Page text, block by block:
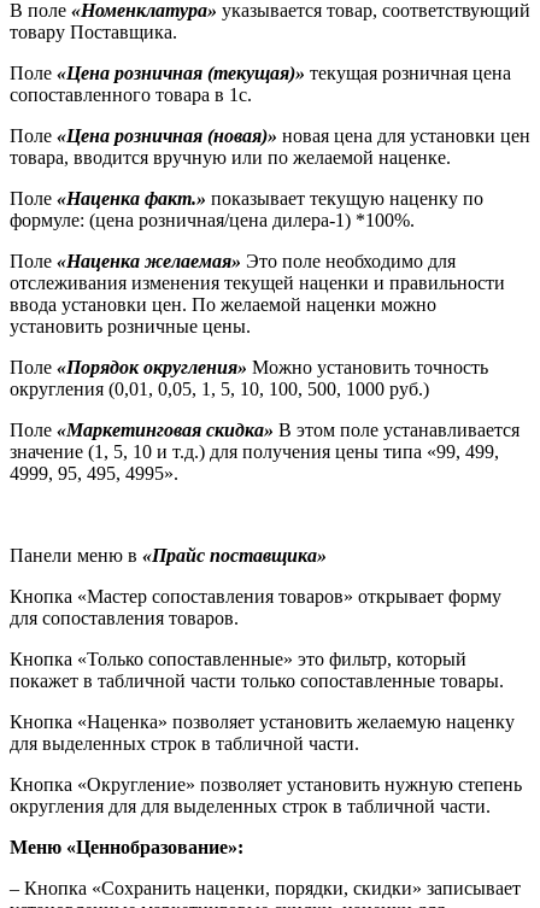
В поле «Номенклатура» указывается товар, соответствующий
товару Поставщика.
Поле «Цена розничная (текущая)» текущая розничная цена
сопоставленного товара в 1с.
Поле «Цена розничная (новая)» новая цена для установки цен
товара, вводится вручную или по желаемой наценке.
Поле «Наценка факт.» показывает текущую наценку по
формуле: (цена розничная/цена дилера-1) *100%.
Поле «Наценка желаемая» Это поле необходимо для
отслеживания изменения текущей наценки и правильности
ввода установки цен. По желаемой наценки можно
установить розничные цены.
Поле «Порядок округления» Можно установить точность
округления (0,01, 0,05, 1, 5, 10, 100, 500, 1000 руб.)
Поле «Маркетинговая скидка» В этом поле устанавливается
значение (1, 5, 10 и т.д.) для получения цены типа «99, 499,
4999, 95, 495, 4995».
Панели меню в «Прайс поставщика»
Кнопка «Мастер сопоставления товаров» открывает форму
для сопоставления товаров.
Кнопка «Только сопоставленные» это фильтр, который
покажет в табличной части только сопоставленные товары.
Кнопка «Наценка» позволяет установить желаемую наценку
для выделенных строк в табличной части.
Кнопка «Округление» позволяет установить нужную степень
округления для для выделенных строк в табличной части.
Меню «Ценнобразование»:
– Кнопка «Сохранить наценки, порядки, скидки» записывает